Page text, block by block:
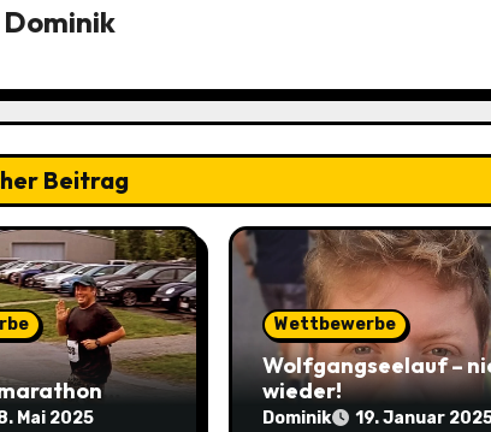
Dominik
Beitrag
Mai 2025
Wettbewerbe
Wolfgangseelauf –
wieder!
Dominik 19. Januar